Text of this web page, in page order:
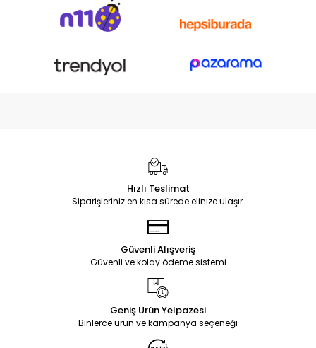
Hızlı Teslimat
Siparişleriniz en kısa sürede elinize ulaşır.
Güvenli Alışveriş
Güvenli ve kolay ödeme sistemi
Geniş Ürün Yelpazesi
Binlerce ürün ve kampanya seçeneği